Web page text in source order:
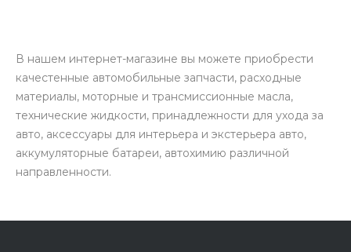
В нашем интернет-магазине вы можете приобрести
качестенные автомобильные запчасти, расходные
материалы, моторные и трансмиссионные масла,
технические жидкости, принадлежности для ухода за
авто, аксессуары для интерьера и экстерьера авто,
аккумуляторные батареи, автохимию различной
направленности.